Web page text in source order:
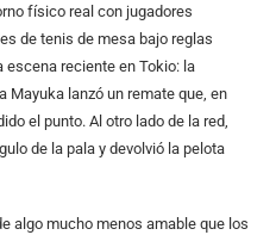
físico real con jugadores
de tenis de mesa bajo reglas
reciente en Tokio: la
Mayuka lanzó un remate que, en
el punto. Al otro lado de la red,
de la pala y devolvió la pelota
algo mucho menos amable que los